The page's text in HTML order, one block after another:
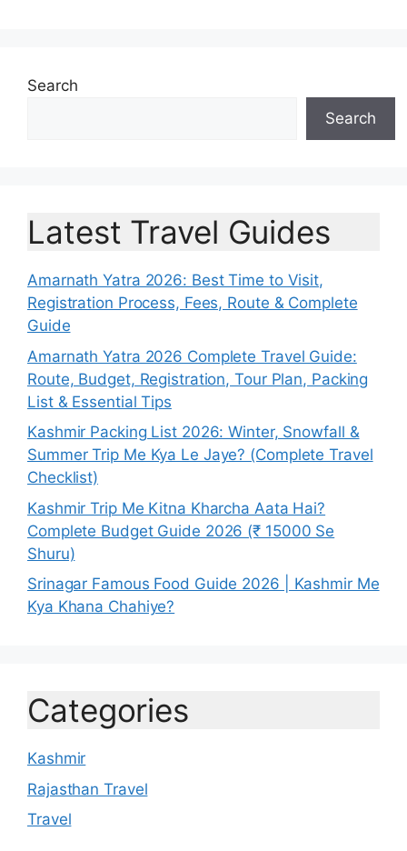
Search
Search
Latest Travel Guides
Amarnath Yatra 2026: Best Time to Visit,
Registration Process, Fees, Route & Complete
Guide
Amarnath Yatra 2026 Complete Travel Guide:
Route, Budget, Registration, Tour Plan, Packing
List & Essential Tips
Kashmir Packing List 2026: Winter, Snowfall &
Summer Trip Me Kya Le Jaye? (Complete Travel
Checklist)
Kashmir Trip Me Kitna Kharcha Aata Hai?
Complete Budget Guide 2026 (₹ 15000 Se
Shuru)
Srinagar Famous Food Guide 2026 | Kashmir Me
Kya Khana Chahiye?
Categories
Kashmir
Rajasthan Travel
Travel